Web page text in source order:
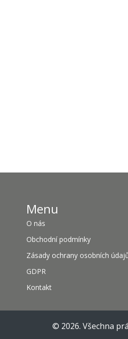
Menu
O nás
Obchodní podmínky
Zásady ochrany osobních
GDPR
Kontakt
© 2026. Všechna